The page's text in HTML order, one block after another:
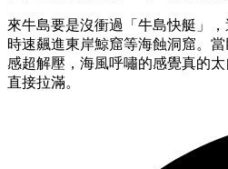
來牛島要是沒衝過「牛島快艇」
時速飆進東岸鯨窟等海蝕洞窟。
感超解壓，海風呼嘯的感覺真的
直接拉滿。